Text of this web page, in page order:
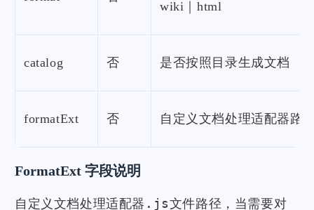
wiki｜html
catalog 否 是否按照目录生成文档
formatExt 否 自定义文档处理适配器路
FormatExt 字段说明
自定义文档处理适配器 .js文件路径，当需要对